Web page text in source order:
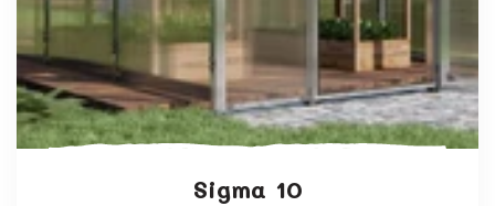
Sigma 10